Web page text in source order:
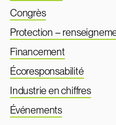
Congrès
Protection –
Financement
Écoresponsabilité
Industrie en chiffres
Événements